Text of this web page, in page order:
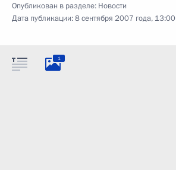
Опубликован в разделе: Новости
Дата публикации:8 сентября 2007 года, 13:00
1